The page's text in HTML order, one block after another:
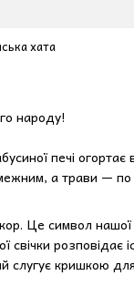
хата
народу!
печі
а трави — по
Це символ нашої
свічки
слугує кришкою